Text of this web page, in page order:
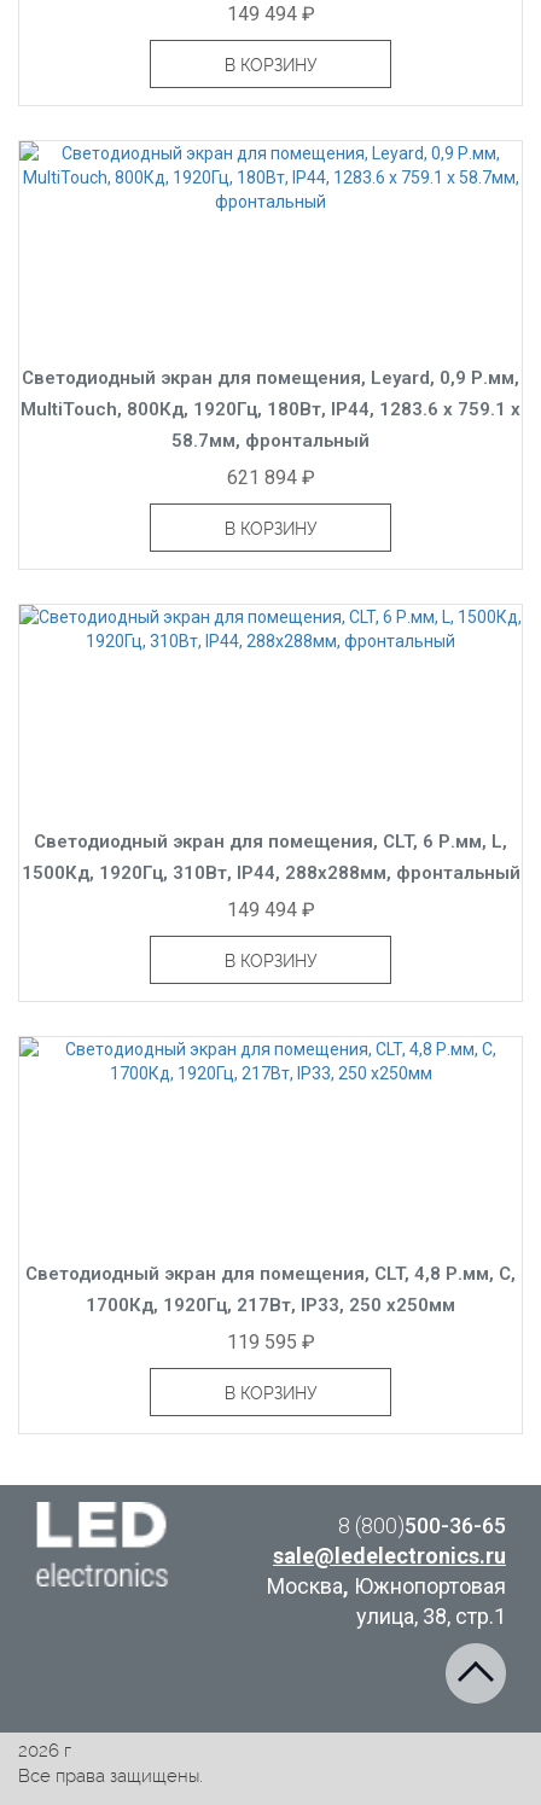
149 494 ₽
В КОРЗИНУ
Светодиодный экран для помещения, Leyard, 0,9 Р.мм,
MultiTouch, 800Кд, 1920Гц, 180Вт, IP44, 1283.6 x 759.1 x
58.7мм, фронтальный
621 894 ₽
В КОРЗИНУ
Светодиодный экран для помещения, CLT, 6 Р.мм, L,
1500Кд, 1920Гц, 310Вт, IP44, 288x288мм, фронтальный
149 494 ₽
В КОРЗИНУ
Светодиодный экран для помещения, CLT, 4,8 Р.мм, C,
1700Кд, 1920Гц, 217Вт, IP33, 250 x250мм
119 595 ₽
В КОРЗИНУ
8 (800)500-36-65
sale@ledelectronics.ru
Москва, Южнопортовая
улица, 38, стр.1
2026 г
Все права защищены.